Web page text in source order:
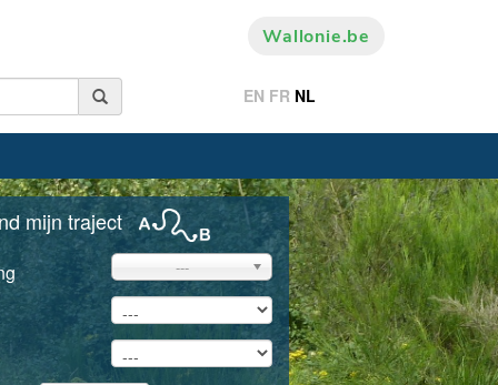
Wallonie.be
EN FR NL
mijn traject
---